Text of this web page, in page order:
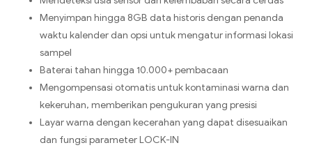
Menyimpan hingga 8GB data historis dengan penanda
waktu kalender dan opsi untuk mengatur informasi lokasi
sampel
Baterai tahan hingga 10.000+ pembacaan
Mengompensasi otomatis untuk kontaminasi warna dan
kekeruhan, memberikan pengukuran yang presisi
Layar warna dengan kecerahan yang dapat disesuaikan
dan fungsi parameter LOCK-IN